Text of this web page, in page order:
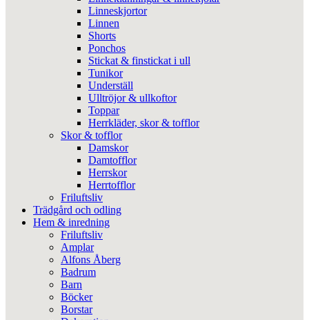
Linneskjortor
Linnen
Shorts
Ponchos
Stickat & finstickat i ull
Tunikor
Underställ
Ulltröjor & ullkoftor
Toppar
Herrkläder, skor & tofflor
Skor & tofflor
Damskor
Damtofflor
Herrskor
Herrtofflor
Friluftsliv
Trädgård och odling
Hem & inredning
Friluftsliv
Amplar
Alfons Åberg
Badrum
Barn
Böcker
Borstar